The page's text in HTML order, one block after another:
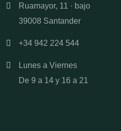
Ruamayor, 11 · bajo
39008 Santander
+34 942 224 544
Lunes a Viernes
De 9 a 14 y 16 a 21